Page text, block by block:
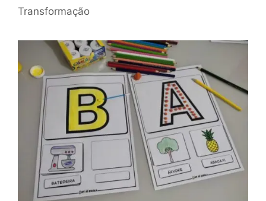
Transformação